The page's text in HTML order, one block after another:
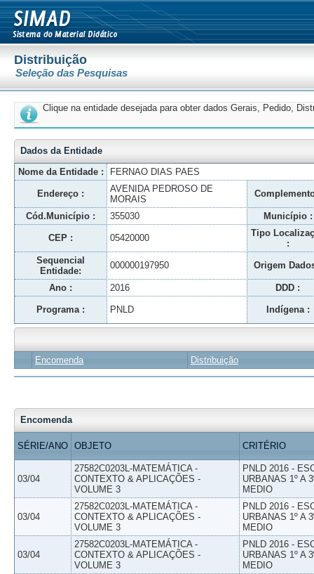
Distribuição
Seleção das Pesquisas
Clique na entidade desejada para obter dados Gerais, Pedido,
Dados da Entidade
Nome da Entidade :
FERNAO DIAS PAES
Endereço :
AVENIDA PEDROSO DE
MORAIS
Cód.Município : 355030 Município :
CEP : 05420000
Tipo
:
Sequencial
Entidade:
000000197950 Origem
Ano : 2016 DDD :
Programa : PNLD Indígena :
Encomenda Distribuição
Encomenda
SÉRIE/ANO OBJETO CRITÉRIO
03/04
27582C0203L-MATEMÁTICA -
CONTEXTO & APLICAÇÕES -
VOLUME 3
PNLD 2016 -
URBANAS 1º A
MEDIO
03/04
27582C0203L-MATEMÁTICA -
CONTEXTO & APLICAÇÕES -
VOLUME 3
PNLD 2016 -
URBANAS 1º A
MEDIO
03/04
27582C0203L-MATEMÁTICA -
CONTEXTO & APLICAÇÕES -
VOLUME 3
PNLD 2016 -
URBANAS 1º A
MEDIO